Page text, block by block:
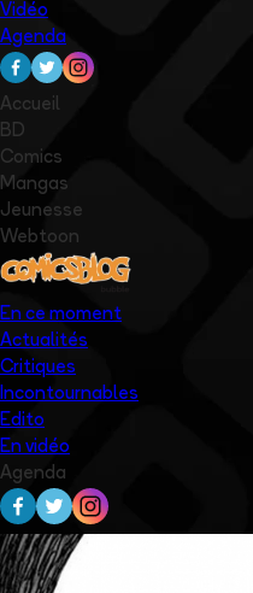
Vidéo
Agenda
Accueil
BD
Comics
Mangas
Jeunesse
Webtoon
En ce moment
Actualités
Critiques
Incontournables
Edito
En vidéo
Agenda